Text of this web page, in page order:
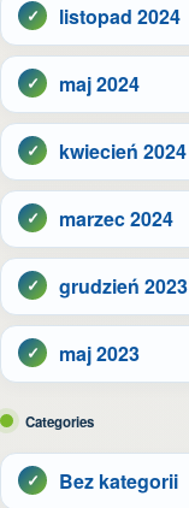
listopad 2024
maj 2024
kwiecień 2024
marzec 2024
grudzień 2023
maj 2023
Categories
Bez kategorii